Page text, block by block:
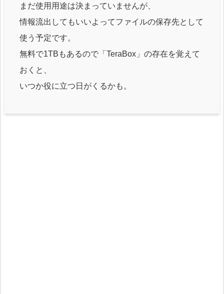
まだ使用用途は決まっていませんが、
情報流出してもいいよってファイルの保存先として
使う予定です。
無料で1TBもあるので「TeraBox」の存在を覚えて
おくと、
いつか役に立つ日がくるかも。